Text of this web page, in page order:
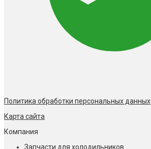
Политика обработки персональных данных
Карта сайта
Компания
Запчасти для холодильников